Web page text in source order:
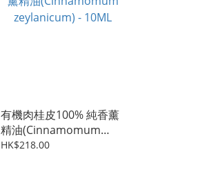
有機肉桂皮100% 純香薰
精油(Cinnamomum
zeylanicum) - 10ML
HK$218.00